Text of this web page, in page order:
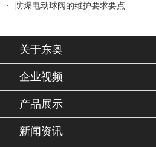
·
防爆电动球阀的维护要求要点
关于东奥
企业视频
产品展示
新闻资讯